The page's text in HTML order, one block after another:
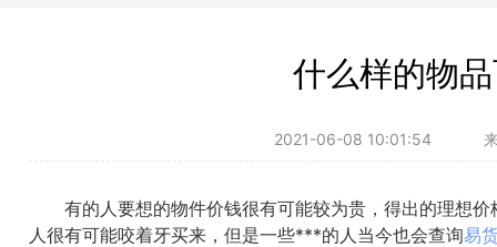
什么样的物
2021-06-08 10:01:54
有的人要想的物件价钱很有可能较为贵，得出的理想价
人很有可能咬着牙买来，但是一些***的人当今也会查询易